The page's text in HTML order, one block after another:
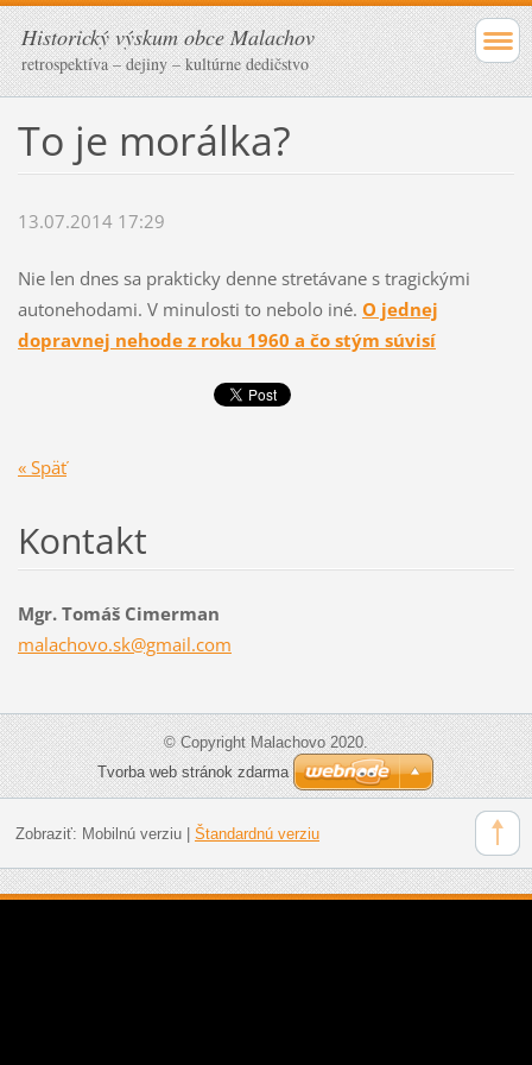
Historický výskum obce Malachov
retrospektíva – dejiny – kultúrne dedičstvo
To je morálka?
13.07.2014 17:29
Nie len dnes sa prakticky denne stretávane s tragickými
autonehodami. V minulosti to nebolo iné. O jednej
dopravnej nehode z roku 1960 a čo stým súvisí
« Späť
Kontakt
Mgr. Tomáš Cimerman
malachovo.sk@gmail.com
© Copyright Malachovo 2020.
Tvorba web stránok zdarma
Zobraziť: Mobilnú verziu| Štandardnú verziu